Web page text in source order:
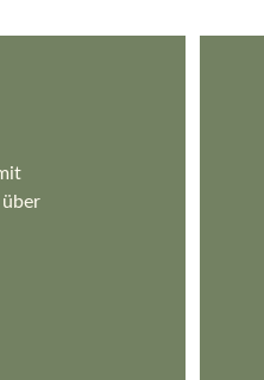
über